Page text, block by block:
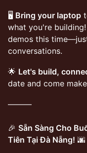
🖥️ Bring your laptop
what you're
demos this
conversations.
🌟 Let's build,
date and come
———
🎉 Sẵn Sàng Cho
Tiên Tại Đà Nẵng!